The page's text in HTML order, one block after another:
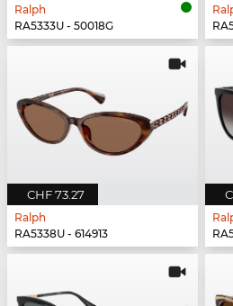
Ralph
RA5333U - 50018G
CHF 73.27
Ralph
RA5338U - 614913